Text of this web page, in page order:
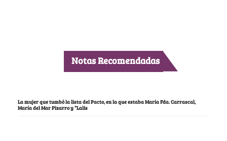
Notas Recomendadas
La mujer que tumbó la lista del Pacto, en la que estaba María Fda. Carrascal,
María del Mar Pizarro y “Lalis